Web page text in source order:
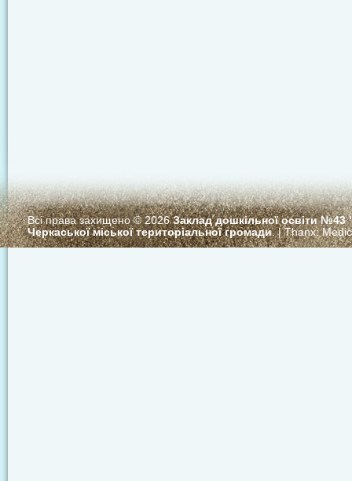
Всі права захищено © 2026Заклад дошкільної освіти
Черкаської міської територіальної громади. | Thanx: